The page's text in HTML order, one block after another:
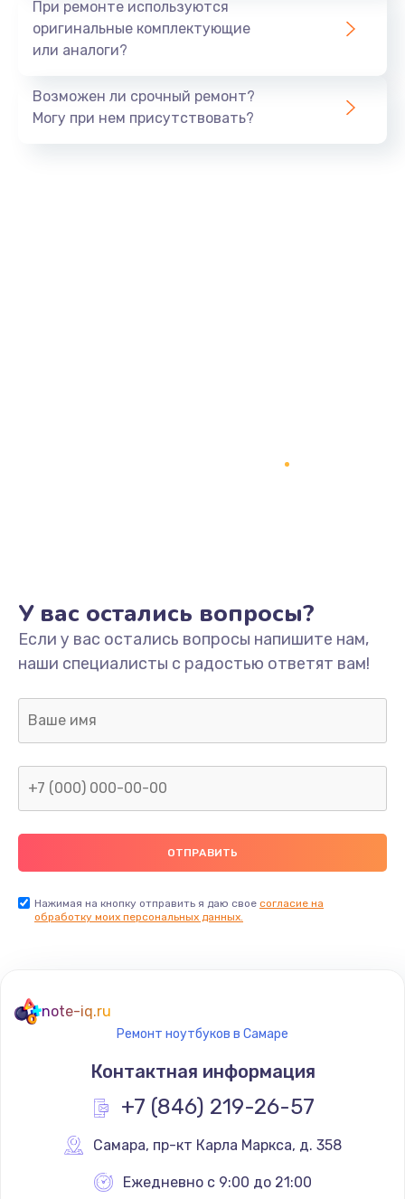
При ремонте используются
оригинальные комплектующие
или аналоги?
Возможен ли срочный ремонт?
Могу при нем присутствовать?
У вас остались вопросы?
Если у вас остались вопросы напишите нам,
наши специалисты с радостью ответят вам!
Нажимая на кнопку отправить я даю свое согласие на
обработку моих персональных данных.
note-iq.ru
Ремонт ноутбуков в Самаре
Контактная информация
+7 (846) 219-26-57
Самара, пр-кт Карла Маркса, д. 358
Ежедневно с 9:00 до 21:00